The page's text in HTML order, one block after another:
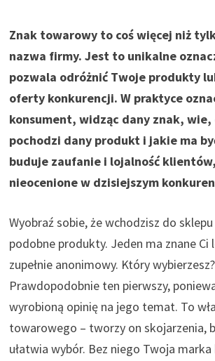
Znak towarowy to coś więcej niż
nazwa firmy. Jest to unikalne
pozwala odróżnić Twoje produkty
oferty konkurencji. W praktyce
konsument, widząc dany znak, wie,
pochodzi dany produkt i jakie ma
buduje zaufanie i lojalność
nieocenione w dzisiejszym
Wyobraź sobie, że wchodzisz do
podobne produkty. Jeden ma znane
zupełnie anonimowy. Który wybierzesz?
Prawdopodobnie ten pierwszy,
wyrobioną opinię na jego temat. To
towarowego – tworzy on skojarzenia,
ułatwia wybór. Bez niego Twoja marka